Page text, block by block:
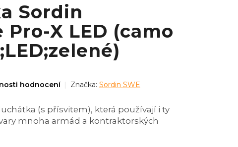
Sordin
Pro-X LED (camo
hodnocení Značka: Sordin SWE
(s přísvitem), která používají i ty
mnoha armád a kontraktorských